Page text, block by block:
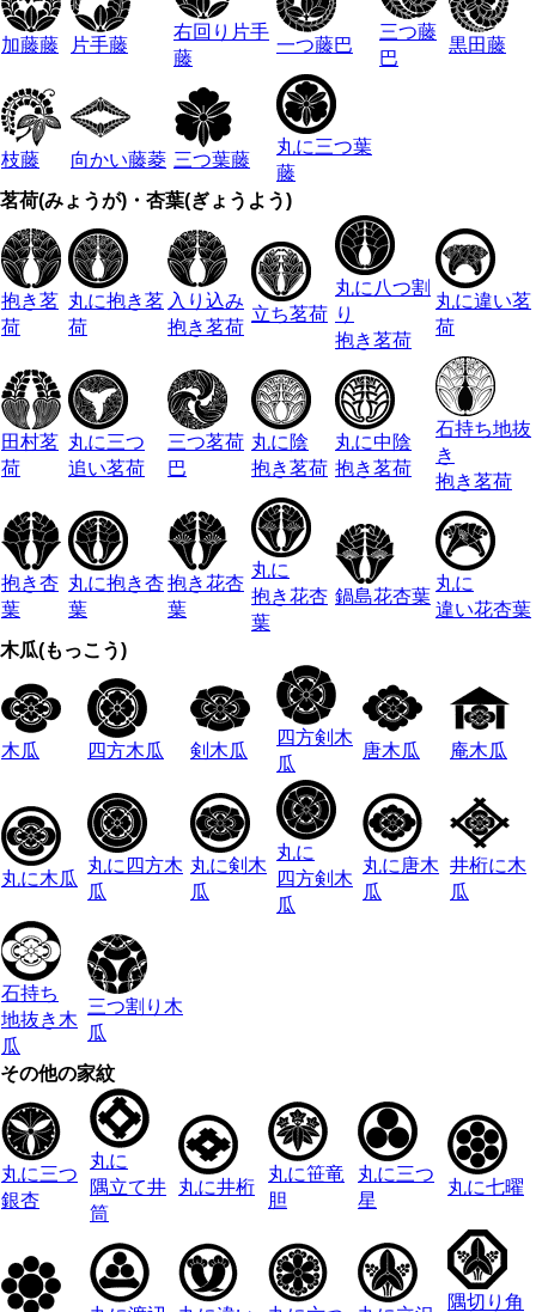
加藤藤 片手藤
右回り片手
藤
一つ藤巴
三つ藤
巴
黒田藤
枝藤 向かい藤菱 三つ葉藤
丸に三つ葉
藤
茗荷(みょうが)・杏葉(ぎょうよう)
抱き茗
荷
丸に抱き茗
荷
入り込み
抱き茗荷
立ち茗荷
丸に八つ割
り
抱き茗荷
丸に違い茗
荷
田村茗
荷
丸に三つ
追い茗荷
三つ茗荷
巴
丸に陰
抱き茗荷
丸に中陰
抱き茗荷
石持ち地抜
き
抱き茗荷
抱き杏
葉
丸に抱き杏
葉
抱き花杏
葉
丸に
抱き花杏
葉
鍋島花杏葉
丸に
違い花杏葉
木瓜(もっこう)
木瓜 四方木瓜 剣木瓜
四方剣木
瓜
唐木瓜 庵木瓜
丸に木瓜
丸に四方木
瓜
丸に剣木
瓜
丸に
四方剣木
瓜
丸に唐木
瓜
井桁に木
瓜
石持ち
地抜き木
瓜
三つ割り木
瓜
その他の家紋
丸に三つ
銀杏
丸に
隅立て井
筒
丸に井桁
丸に笹竜
胆
丸に三つ
星
丸に七曜
隅切り角